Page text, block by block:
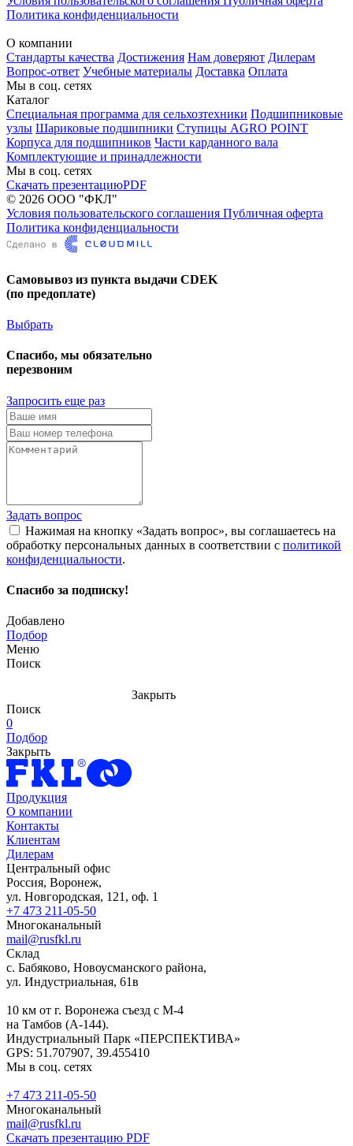
Политика конфиденциальности
О компании
Стандарты качества Достижения Нам доверяют Дилерам
Вопрос-ответ Учебные материалы Доставка Оплата
Мы в соц. сетях
Каталог
Специальная программа для сельхозтехники Подшипниковые
узлы Шариковые подшипники Ступицы AGRO POINT
Корпуса для подшипников Части карданного вала
Комплектующие и принадлежности
Мы в соц. сетях
Скачать презентациюPDF
© 2026 ООО "ФКЛ"
Условия пользовательского соглашения Публичная оферта
Политика конфиденциальности
Самовывоз из пункта выдачи CDEK
(по предоплате)
Выбрать
Спасибо, мы обязательно
перезвоним
Запросить еще раз
Задать вопрос
Нажимая на кнопку «Задать вопрос», вы соглашаетесь на
обработку персональных данных в соответствии с политикой
конфиденциальности.
Спасибо за подписку!
Добавлено
Подбор
Меню
Поиск
Закрыть
Поиск
0
Подбор
Закрыть
Продукция
О компании
Контакты
Клиентам
Дилерам
Центральный офис
Россия, Воронеж,
ул. Новгородская, 121, оф. 1
+7 473 211-05-50
Многоканальный
mail@rusfkl.ru
Склад
с. Бабяково, Новоусманского района,
ул. Индустриальная, 61в
10 км от г. Воронежа съезд с М-4
на Тамбов (А-144).
Индустриальный Парк «ПЕРСПЕКТИВА»
GPS: 51.707907, 39.455410
Мы в соц. сетях
+7 473 211-05-50
Многоканальный
mail@rusfkl.ru
Скачать презентацию PDF